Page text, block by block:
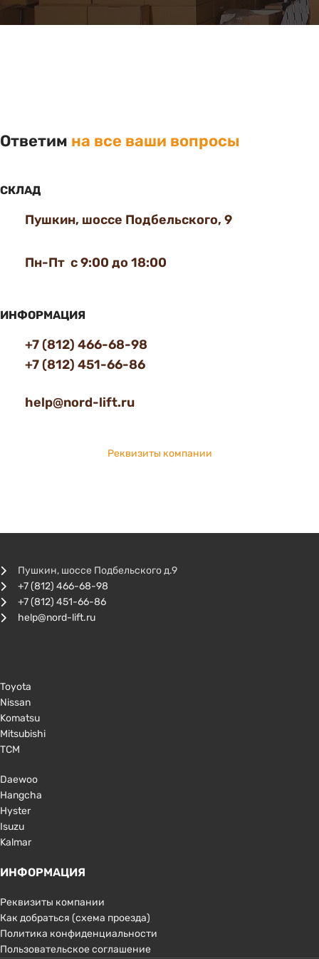
Ответим на все ваши вопросы
СКЛАД
Пушкин, шоссе Подбельского, 9
Пн-Пт с 9:00 до 18:00
ИНФОРМАЦИЯ
+7 (812) 466-68-98
+7 (812) 451-66-86
help@nord-lift.ru
Реквизиты компании
Пушкин, шоссе Подбельского д.9
+7 (812) 466-68-98
+7 (812) 451-66-86
help@nord-lift.ru
Toyota
Nissan
Komatsu
Mitsubishi
TCM
Daewoo
Hangcha
Hyster
Isuzu
Kalmar
ИНФОРМАЦИЯ
Реквизиты компании
Как добраться (схема проезда)
Политика конфиденциальности
Пользовательское соглашение